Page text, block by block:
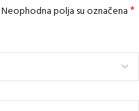
Neophodna polja su označena*